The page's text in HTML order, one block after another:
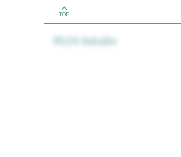
TOP
PLUS Inhalte